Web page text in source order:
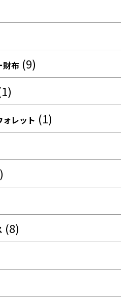
財布 (9)
レット (1)
(8)